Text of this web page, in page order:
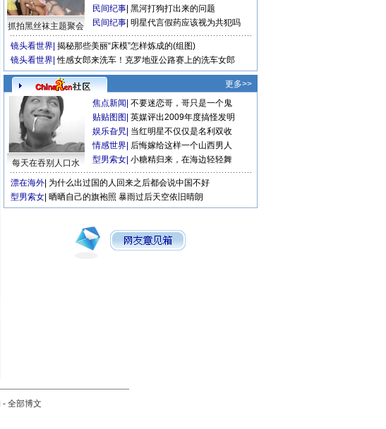
抓拍黑丝袜主题聚会
民间纪事 黑河打狗打出来的问题
民间纪事 明星代言假药应该视为共犯吗
镜头看世界 揭秘那些美丽“床模”怎样炼成的(组图)
镜头看世界 性感女郎来洗车！克罗地亚公路赛上的洗车女郎
更多>>
每天在吞别人口水
焦点新闻 不要迷恋哥，哥只是一个鬼
贴贴图图 英媒评出2009年度搞怪发明
娱乐旮旯 当红明星不仅仅是名利双收
情感世界 后悔嫁给这样一个山西男人
型男索女 小糖精归来，在海边轻轻舞
漂在海外 为什么出过国的人回来之后都会说中国不好
型男索女 晒晒自己的旗袍照 暴雨过后天空依旧晴朗
- 全部博文